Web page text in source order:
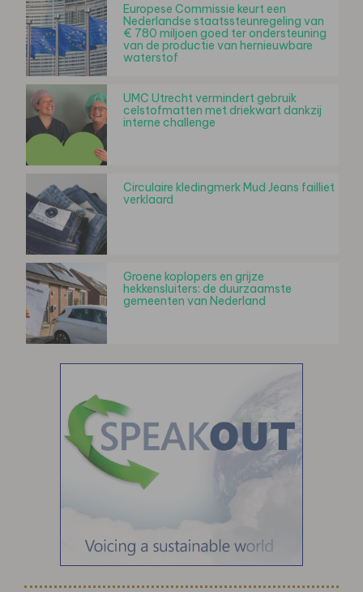
Europese Commissie keurt een
Nederlandse staatssteunregeling van
€ 780 miljoen goed ter ondersteuning
van de productie van hernieuwbare
waterstof
UMC Utrecht vermindert gebruik
celstofmatten met driekwart dankzij
interne challenge
Circulaire kledingmerk Mud Jeans failliet
verklaard
Groene koplopers en grijze
hekkensluiters: de duurzaamste
gemeenten van Nederland